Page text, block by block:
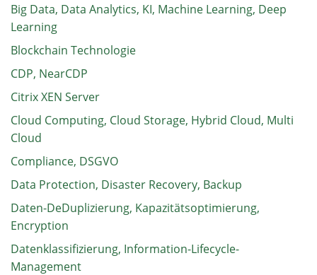
Big Data, Data Analytics, KI, Machine Learning, Deep
Learning
Blockchain Technologie
CDP, NearCDP
Citrix XEN Server
Cloud Computing, Cloud Storage, Hybrid Cloud, Multi
Cloud
Compliance, DSGVO
Data Protection, Disaster Recovery, Backup
Daten-DeDuplizierung, Kapazitätsoptimierung,
Encryption
Datenklassifizierung, Information-Lifecycle-
Management